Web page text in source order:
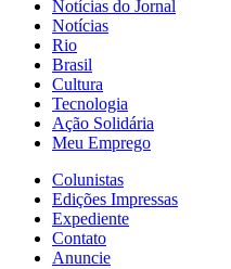
Notícias do Jornal
Notícias
Rio
Brasil
Cultura
Tecnologia
Ação Solidária
Meu Emprego
Colunistas
Edições Impressas
Expediente
Contato
Anuncie